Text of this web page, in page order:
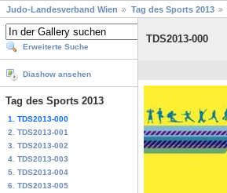
Judo-Landesverband Wien Tag des Sports 2013
Erweiterte Suche
Diashow ansehen
Tag des Sports 2013
1. TDS2013-000
2. TDS2013-001
3. TDS2013-002
4. TDS2013-003
5. TDS2013-004
6. TDS2013-005
TDS2013-000